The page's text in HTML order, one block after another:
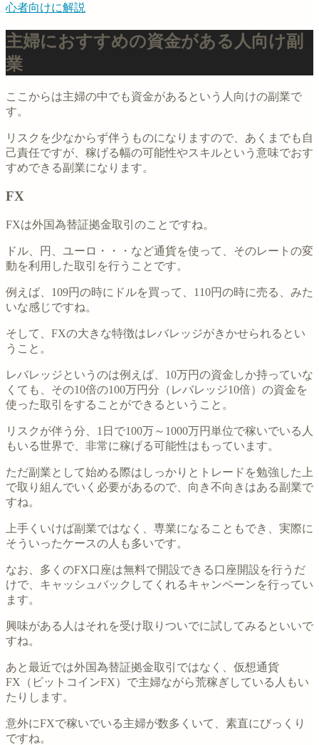
心者向けに解説
主婦におすすめの資金がある人向け副
業
ここからは主婦の中でも資金があるという人向けの副業で
す。
リスクを少なからず伴うものになりますので、あくまでも自
己責任ですが、稼げる幅の可能性やスキルという意味でおす
すめできる副業になります。
FX
FXは外国為替証拠金取引のことですね。
ドル、円、ユーロ・・・など通貨を使って、そのレートの変
動を利用した取引を行うことです。
例えば、109円の時にドルを買って、110円の時に売る、みた
いな感じですね。
そして、FXの大きな特徴はレバレッジがきかせられるとい
うこと。
レバレッジというのは例えば、10万円の資金しか持っていな
くても、その10倍の100万円分（レバレッジ10倍）の資金を
使った取引をすることができるということ。
リスクが伴う分、1日で100万～1000万円単位で稼いでいる人
もいる世界で、非常に稼げる可能性はもっています。
ただ副業として始める際はしっかりとトレードを勉強した上
で取り組んでいく必要があるので、向き不向きはある副業で
すね。
上手くいけば副業ではなく、専業になることもでき、実際に
そういったケースの人も多いです。
なお、多くのFX口座は無料で開設できる口座開設を行うだ
けで、キャッシュバックしてくれるキャンペーンを行ってい
ます。
興味がある人はそれを受け取りついでに試してみるといいで
すね。
あと最近では外国為替証拠金取引ではなく、仮想通貨
FX（ビットコインFX）で主婦ながら荒稼ぎしている人もい
たりします。
意外にFXで稼いでいる主婦が数多くいて、素直にびっくり
ですね。